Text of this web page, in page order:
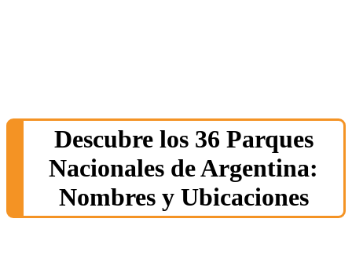
Descubre los 36 Parques
Nacionales de Argentina:
Nombres y Ubicaciones